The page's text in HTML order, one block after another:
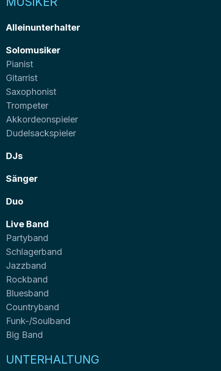
Alleinunterhalter
Solomusiker
Pianist
Gitarrist
Saxophonist
Trompeter
Akkordeonspieler
Dudelsackspieler
DJs
Sänger
Duo
Live Band
Partyband
Schlagerband
Jazzband
Rockband
Bluesband
Countryband
Funk-/Soulband
Big Band
UNTERHALTUNG